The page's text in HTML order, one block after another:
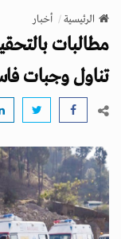
v
i
g
a
t
n
الرئيسية أخبار
تناول وجبات